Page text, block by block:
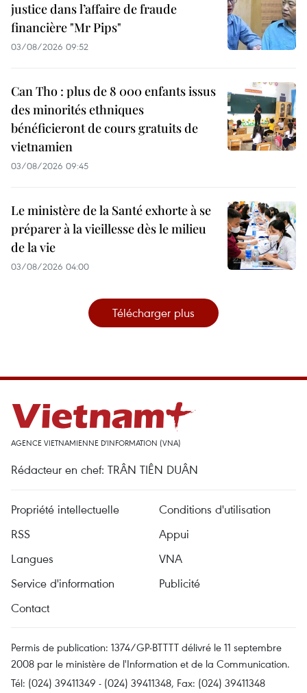
justice dans l’affaire de fraude
financière "Mr Pips"
03/08/2026 09:52
Can Tho : plus de 8 000 enfants issus
des minorités ethniques
bénéficieront de cours gratuits de
vietnamien
03/08/2026 09:45
Le ministère de la Santé exhorte à se
préparer à la vieillesse dès le milieu
de la vie
03/08/2026 04:00
Télécharger plus
AGENCE VIETNAMIENNE D'INFORMATION (VNA)
Rédacteur en chef: TRÂN TIÊN DUÂN
Propriété intellectuelle
Conditions d'utilisation
RSS
Appui
Langues
VNA
Service d'information
Publicité
Contact
Permis de publication: 1374/GP-BTTTT délivré le 11 septembre
2008 par le ministère de l'Information et de la Communication.
Tél: (024) 39411349 - (024) 39411348, Fax: (024) 39411348